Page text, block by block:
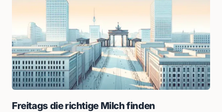
Freitags die richtige Milch finden